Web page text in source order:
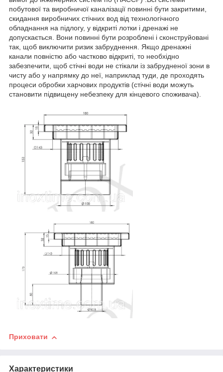
побутової та виробничої каналізації повинні бути закритими,
скидання виробничих стічних вод від технологічного
обладнання на підлогу, у відкриті лотки і дренажі не
допускається. Вони повинні бути розроблені і сконструйовані
так, щоб виключити ризик забруднення. Якщо дренажні
канали повністю або частково відкриті, то необхідно
забезпечити, щоб стічні води не стікали із забрудненої зони в
чисту або у напрямку до неї, наприклад туди, де проходять
процеси обробки харчових продуктів (стічні води можуть
становити підвищену небезпеку для кінцевого споживача).
Приховати
Характеристики